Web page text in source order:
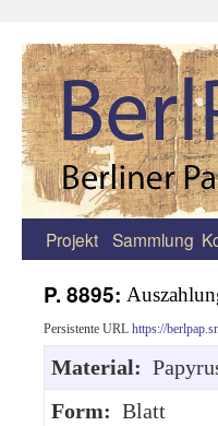
Zum
springen
Projekt Sammlung
P. 8895:
Persistente URL https://
Material:
Form: Blatt